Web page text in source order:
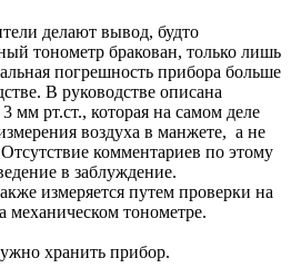
делают вывод, будто
тонометр бракован, только лишь
погрешность прибора больше
В руководстве описана
мм рт.ст., которая на самом деле
воздуха в манжете, а не
комментариев по этому
в заблуждение.
измеряется путем проверки на
механическом тонометре.
хранить прибор.